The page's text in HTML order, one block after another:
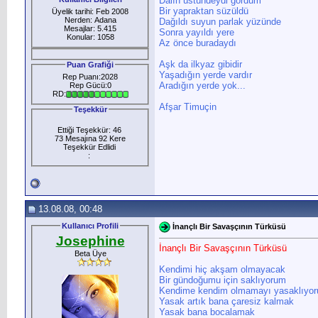
Üyelik tarihi: Feb 2008
Nerden: Adana
Mesajlar: 5.415
Konular: 1058
Puan Grafiği
Rep Puanı:2028
Rep Gücü:0
RD:
Teşekkür
Ettiği Teşekkür: 46
73 Mesajına 92 Kere
Teşekkür Edlidi
:
Bir yapraktan süzüldü
Dağıldı suyun parlak yüzünde
Sonra yayıldı yere
Az önce buradaydı
Aşk da ilkyaz gibidir
Yaşadığın yerde vardır
Aradığın yerde yok...
Afşar Timuçin
13.08.08, 00:48
Kullanıcı Profili
Josephine
Beta Üye
İnançlı Bir Savaşçının Türküsü
İnançlı Bir Savaşçının Türküsü
Kendimi hiç akşam olmayacak
Bir gündoğumu için saklıyorum
Kendime kendim olmamayı
Yasak artık bana çaresiz kalmak
Yasak bana bocalamak